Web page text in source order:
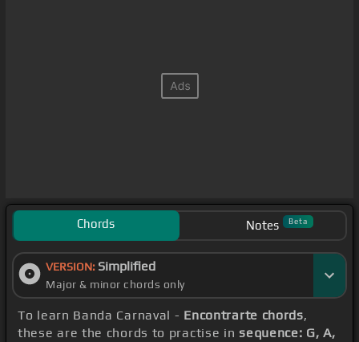
Chords Notes Beta
VERSION: Simplified
Major & minor chords only
To learn Banda Carnaval - Encontrarte chords,
these are the chords to practise insequence: G, A,